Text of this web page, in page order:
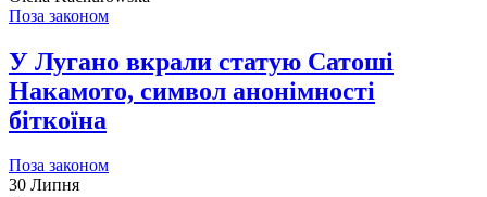
Поза законом
У Лугано вкрали статую Сатоші
Накамото, символ анонімності
біткоїна
Поза законом
30 Липня